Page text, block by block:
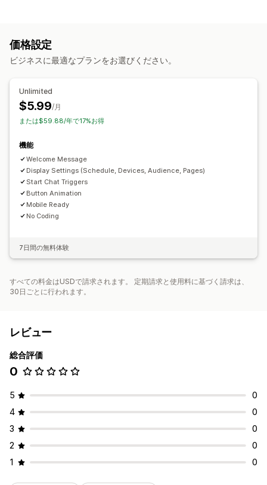
価格設定
ビジネスに最適なプランをお選びください。
Unlimited
$5.99/月
または$59.88/年で17%お得
機能
Welcome Message
Display Settings (Schedule, Devices, Audience, Pages)
Start Chat Triggers
Button Animation
Mobile Ready
No Coding
7日間の無料体験
すべての料金はUSDで請求されます。 定期請求と使用料に基づく請求は、
30日ごとに行われます。
レビュー
総合評価
0
5
0
4
0
3
0
2
0
1
0